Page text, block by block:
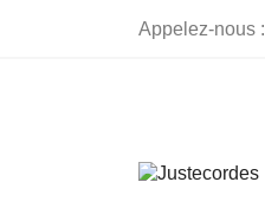
Appelez-nous :